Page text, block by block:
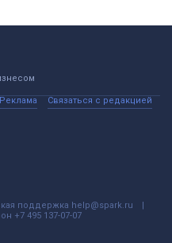
Реклама Связаться с редакцией
поддержка help@spark.ru
+7 495 137-07-07